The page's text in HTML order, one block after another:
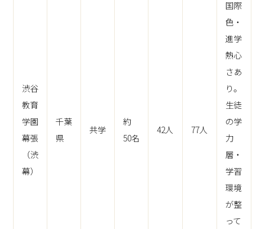
渋谷
教育
学園
幕張
（渋
幕）
千葉
県
共学
約
50名
42人 77人
国際
色・
進学
熱心
さあ
り。
生徒
の学
力
層・
学習
環境
が整
って